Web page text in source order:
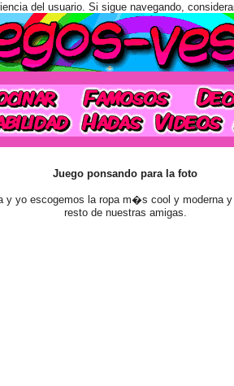
Juego ponsando para la foto
yo escogemos la ropa m�s cool y moderna
resto de nuestras amigas.
del usuario. Si sigue navegando,